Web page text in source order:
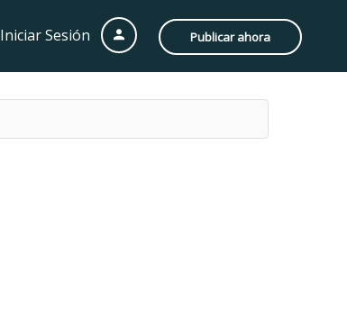
Iniciar Sesión Publicar ahora